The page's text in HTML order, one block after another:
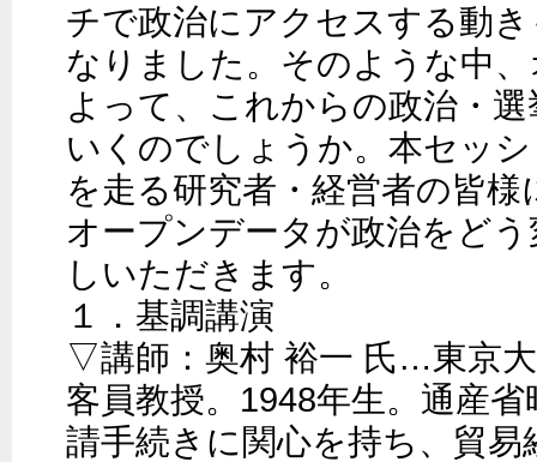
チで政治にアクセスする動
なりました。そのような中
よって、これからの政治・
いくのでしょうか。本セッ
を走る研究者・経営者の皆
オープンデータが政治をど
しいただきます。
１．基調講演
▽講師：奥村 裕一 氏…東京
客員教授。1948年生。通産
請手続きに関心を持ち、貿易